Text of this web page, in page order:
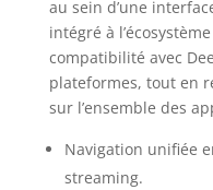
au sein d’une
intégré à
compatibilité avec
plateformes, tout en
sur l’ensemble des
Navigation unifiée
streaming.